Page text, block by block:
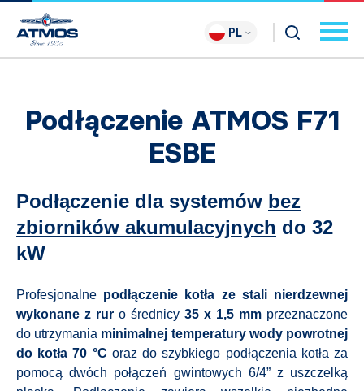
PL
Podłączenie ATMOS F71
ESBE
Podłączenie dla systemów bez
zbiorników akumulacyjnych do 32
kW
Profesjonalne podłączenie kotła ze stali nierdzewnej
wykonane z rur o średnicy 35 x 1,5 mm przeznaczone
do utrzymania minimalnej temperatury wody powrotnej
do kotła 70 °C oraz do szybkiego podłączenia kotła za
pomocą dwóch połączeń gwintowych 6/4” z uszczelką